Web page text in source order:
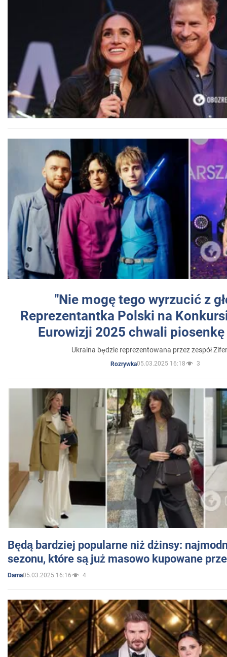
"Nie mogę tego wyrzucić z
Reprezentantka Polski na
Eurowizji 2025 chwali
Ukraina będzie reprezentowana przez zespół
Rozrywka05.03.2025 16:18 3
Będą bardziej popularne niż dżinsy:
sezonu, które są już masowo kupowane
Dama05.03.2025 16:16 4